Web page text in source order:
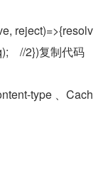
reject)=>{resolv
//2})复制代码
type 、Cach